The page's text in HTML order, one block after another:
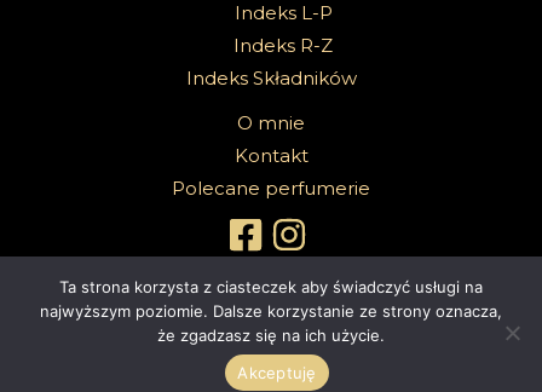
Indeks L-P
Indeks R-Z
Indeks Składników
O mnie
Kontakt
Polecane perfumerie
Copyright 2026 @Sabbath Of Senses | Z dumą wspierane przez
4ec.eu - strony www i sklepy internetowe
Ta strona korzysta z ciasteczek aby świadczyć usługi na
najwyższym poziomie. Dalsze korzystanie ze strony oznacza,
że zgadzasz się na ich użycie.
Akceptuję